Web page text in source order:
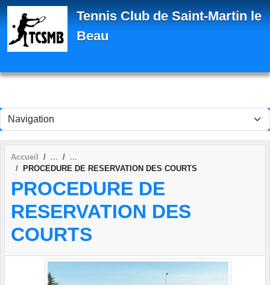
Tennis Club de Saint-Martin le
Beau
Accueil
PROCEDURE DE RESERVATION DES COURTS
PROCEDURE DE
RESERVATION DES
COURTS
Panneau de gestion des cookies